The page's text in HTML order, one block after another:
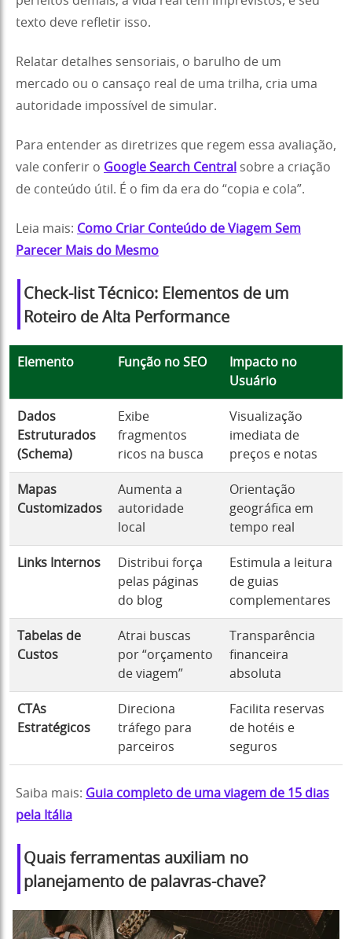
texto deve refletir isso.
Relatar detalhes sensoriais, o barulho de um
mercado ou o cansaço real de uma trilha, cria uma
autoridade impossível de simular.
Para entender as diretrizes que regem essa avaliação,
vale conferir o Google Search Central sobre a criação
de conteúdo útil. É o fim da era do “copia e cola”.
Leia mais: Como Criar Conteúdo de Viagem Sem
Parecer Mais do Mesmo
Check-list Técnico: Elementos de um
Roteiro de Alta Performance
Elemento Função no SEO
Impacto no
Usuário
Dados
Estruturados
(Schema)
Exibe
fragmentos
ricos na busca
Visualização
imediata de
preços e notas
Mapas
Customizados
Aumenta a
autoridade
local
Orientação
geográfica em
tempo real
Links Internos
Distribui força
pelas páginas
do blog
Estimula a leitura
de guias
complementares
Tabelas de
Custos
Atrai buscas
por “orçamento
de viagem”
Transparência
financeira
absoluta
CTAs
Estratégicos
Direciona
tráfego para
parceiros
Facilita reservas
de hotéis e
seguros
Saiba mais: Guia completo de uma viagem de 15 dias
pela Itália
Quais ferramentas auxiliam no
planejamento de palavras-chave?